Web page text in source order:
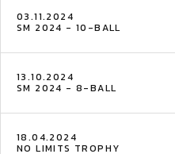
03.11.2024
SM 2024 - 10-BALL
13.10.2024
SM 2024 - 8-BALL
18.04.2024
NO LIMITS TROPHY